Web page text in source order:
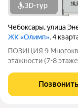
3D-тур
Чебоксары,улица
ЖК «Олимп», 4
ПОЗИЦИЯ 9
этажности (7-8
проекте дома
строительные
Позвонить